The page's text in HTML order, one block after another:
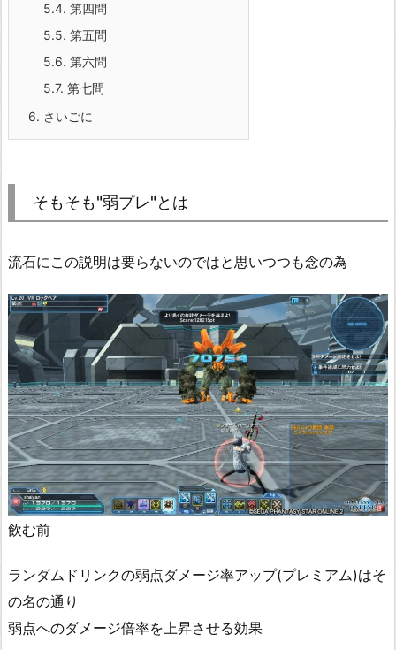
5.4. 第四問
5.5. 第五問
5.6. 第六問
5.7. 第七問
6. さいごに
そもそも"弱プレ"とは
流石にこの説明は要らないのではと思いつつも念の為
飲む前
ランダムドリンクの弱点ダメージ率アップ(プレミアム)はそ
の名の通り
弱点へのダメージ倍率を上昇させる効果